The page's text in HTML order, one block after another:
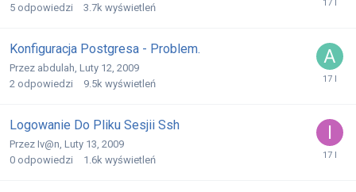
5 odpowiedzi 3.7k wyświetleń
Konfiguracja Postgresa - Problem.
Przez abdulah Luty 12, 2009
2 odpowiedzi 9.5k wyświetleń
Logowanie Do Pliku Sesjii Ssh
Przez Iv@n Luty 13, 2009
0 odpowiedzi 1.6k wyświetleń